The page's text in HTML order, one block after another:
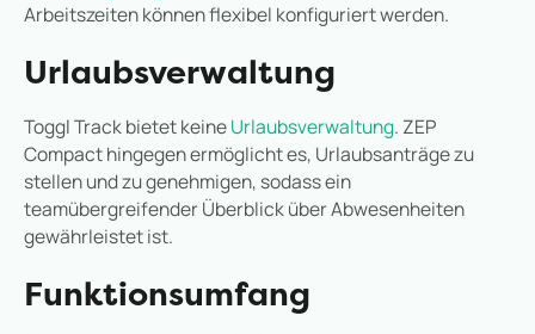
Arbeitszeiten können flexibel konfiguriert werden.
Urlaubsverwaltung
Toggl Track bietet keineUrlaubsverwaltung. ZEP
Compact hingegen ermöglicht es, Urlaubsanträge zu
stellen und zu genehmigen, sodass ein
teamübergreifender Überblick über Abwesenheiten
gewährleistet ist.
Funktionsumfang